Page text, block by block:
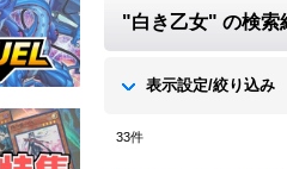
"白き乙女" の検索
表示設定/絞り込み
33件